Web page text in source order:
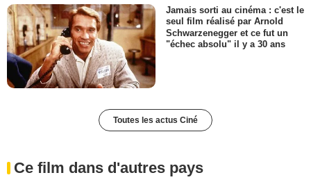
Jamais sorti au cinéma : c'est le
seul film réalisé par Arnold
Schwarzenegger et ce fut un
"échec absolu" il y a 30 ans
Toutes les actus Ciné
Ce film dans d'autres pays